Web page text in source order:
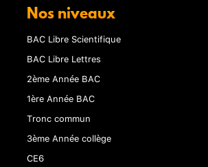
Nos niveaux
BAC Libre Scientifique
BAC Libre Lettres
2ème Année BAC
1ère Année BAC
Tronc commun
3ème Année collège
CE6